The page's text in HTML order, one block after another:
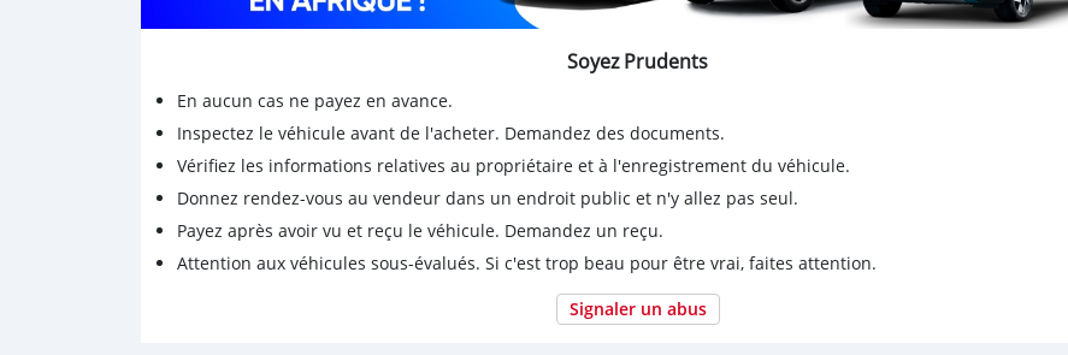
Soyez Prudents
En aucun cas ne payez en avance.
Inspectez le véhicule avant de l'acheter. Demandez des documents.
Vérifiez les informations relatives au propriétaire et à l'enregistrement du véhicule.
Donnez rendez-vous au vendeur dans un endroit public et n'y allez pas seul.
Payez après avoir vu et reçu le véhicule. Demandez un reçu.
Attention aux véhicules sous-évalués. Si c'est trop beau pour être vrai, faites attention.
Signaler un abus